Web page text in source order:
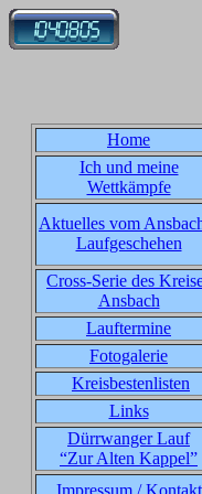
Home
Ich und meine
Wettkämpfe
Aktuelles vom
Laufgeschehen
Cross-Serie des
Ansbach
Lauftermine
Fotogalerie
Kreisbestenlisten
Links
Dürrwanger Lauf
“Zur Alten Kappel”
Impressum / Kontakt